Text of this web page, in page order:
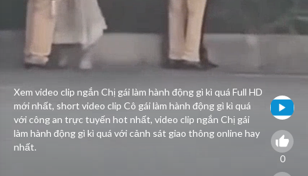
Xem video clip ngắn Chị gái làm hành động gì kì quá Full HD
mới nhất, short video clip Cô gái làm hành động gì kì quá
với công an trực tuyến hot nhất, video clip ngắn Chị gái
làm hành động gì kì quá với cảnh sát giao thông online hay
nhất.
0